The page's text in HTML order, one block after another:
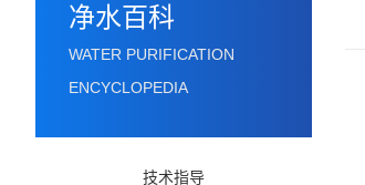
净水百科
WATER PURIFICATION
ENCYCLOPEDIA
技术指导